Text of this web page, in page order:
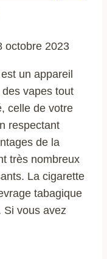
octobre 2023
un appareil
vapes tout
celle de votre
respectant
de la
très nombreux
La cigarette
tabagique
Si vous avez